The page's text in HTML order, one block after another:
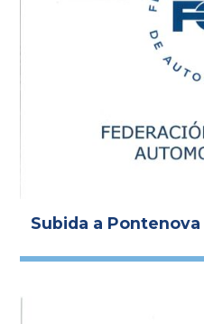
Subida a Pontenova